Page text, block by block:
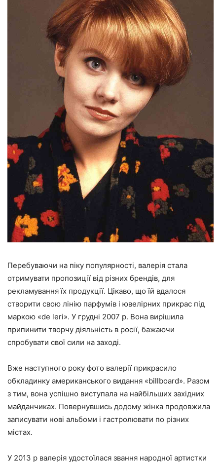
Перебуваючи на піку популярності, валерія стала
отримувати пропозиції від різних брендів, для
рекламування їх продукції. Цікаво, що їй вдалося
створити свою лінію парфумів і ювелірних прикрас під
маркою «de leri». У грудні 2007 р. Вона вирішила
припинити творчу діяльність в росії, бажаючи
спробувати свої сили на заході.
Вже наступного року фото валерії прикрасило
обкладинку американського видання «billboard». Разом
з тим, вона успішно виступала на найбільших західних
майданчиках. Повернувшись додому жінка продовжила
записувати нові альбоми і гастролювати по різних
містах.
У 2013 р валерія удостоїлася звання народної артистки